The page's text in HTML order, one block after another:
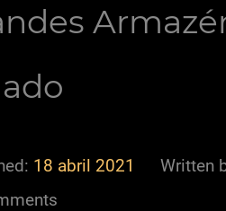
18 abril 2021 Written